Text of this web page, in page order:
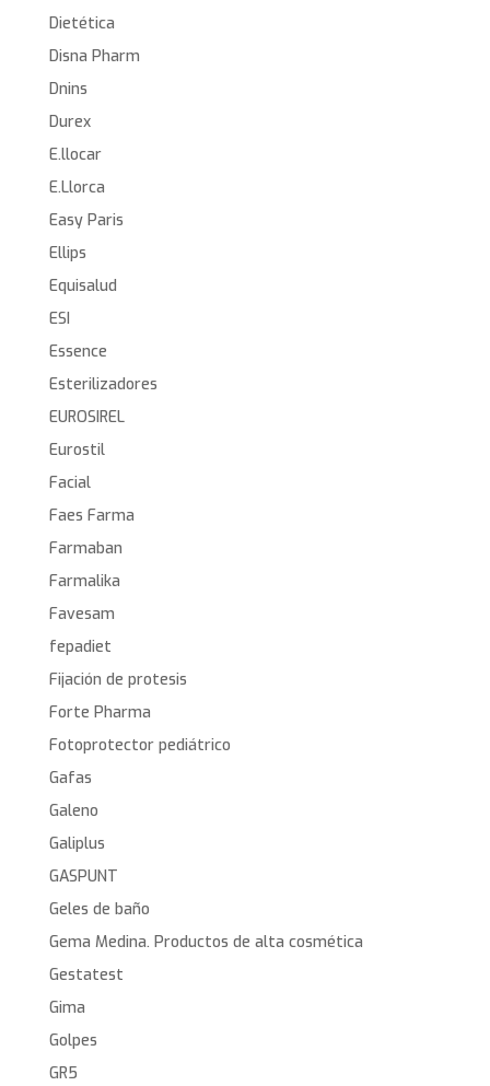
Dietética
Disna Pharm
Dnins
Durex
E.llocar
E.Llorca
Easy Paris
Ellips
Equisalud
ESI
Essence
Esterilizadores
EUROSIREL
Eurostil
Facial
Faes Farma
Farmaban
Farmalika
Favesam
fepadiet
Fijación de protesis
Forte Pharma
Fotoprotector pediátrico
Gafas
Galeno
Galiplus
GASPUNT
Geles de baño
Gema Medina. Productos de alta cosmética
Gestatest
Gima
Golpes
GR5